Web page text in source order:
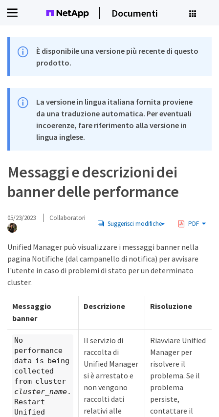
Documenti
È disponibile una versione più recente di questo
prodotto.
La versione in lingua italiana fornita proviene
da una traduzione automatica. Per eventuali
incoerenze, fare riferimento alla versione in
lingua inglese.
Messaggi e descrizioni dei
banner delle performance
05/23/2023 Collaboratori
Suggerisci modifiche PDF
Unified Manager può visualizzare i messaggi banner nella
pagina Notifiche (dal campanello di notifica) per avvisare
l'utente in caso di problemi di stato per un determinato
cluster.
Messaggio
banner
Descrizione Risoluzione
No
performance
data is being
collected
from cluster
cluster_name.
Restart
Unified
Il servizio di
raccolta di
Unified Manager
si è arrestato e
non vengono
raccolti dati
relativi alle
Riavviare Unified
Manager per
risolvere il
problema. Se il
problema
persiste,
contattare il